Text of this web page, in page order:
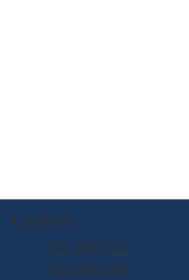
Contact
022-395-7211
022-395-7235